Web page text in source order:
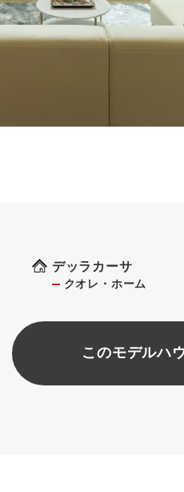
デッラカーサ
クオレ・ホーム
このモデルハ